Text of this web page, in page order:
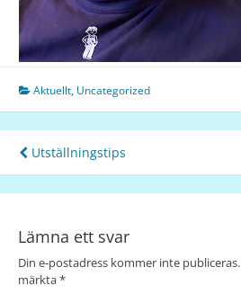
Aktuellt, Uncategorized
Utställningstips
Lämna ett svar
Din e-postadress kommer inte publiceras.
märkta*